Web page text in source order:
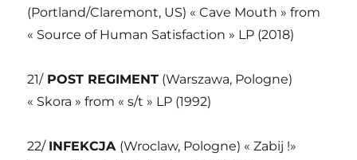
(Portland/Claremont, US) « Cave Mouth » from
« Source of Human Satisfaction » LP (2018)
21/POST REGIMENT (Warszawa, Pologne)
« Skora » from « s/t » LP (1992)
22/ INFEKCJA (Wroclaw, Pologne) « Zabij !»